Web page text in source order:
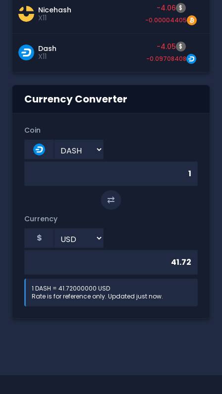
Nicehash
X11
-4.06 $
-0.00004405
Dash
X11
-4.05 $
-0.09708408
Currency Converter
Coin
⇄
Currency
$
1 DASH = 41.72000000 USD
Rate is for reference only. Updated just now.